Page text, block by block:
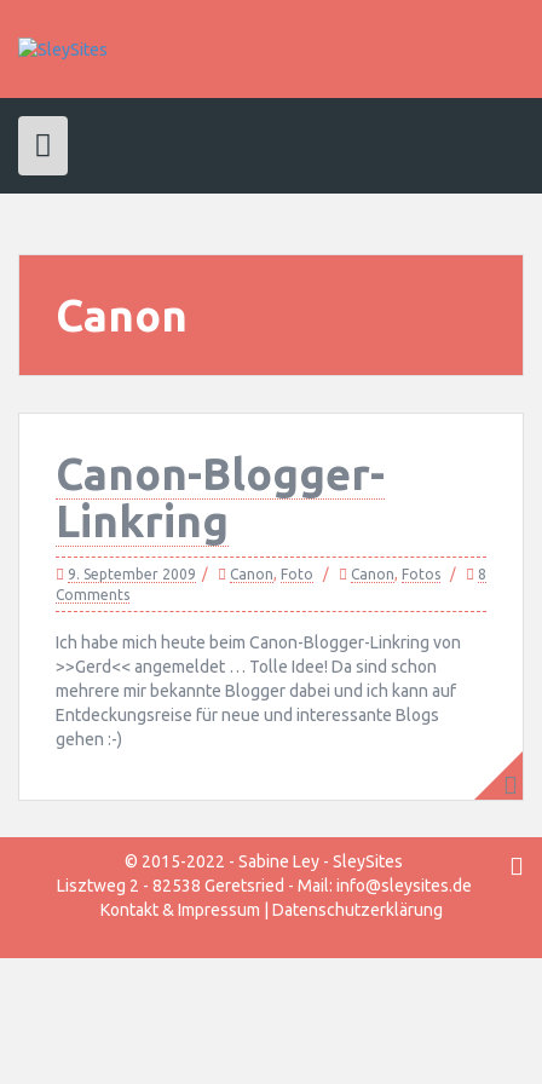
content
Canon
Canon-Blogger-
Linkring
9. September 2009 Canon, Foto Canon, Fotos
8
Comments
Ich habe mich heute beim Canon-Blogger-Linkring von
>>Gerd<< angemeldet … Tolle Idee! Da sind schon
mehrere mir bekannte Blogger dabei und ich kann auf
Entdeckungsreise für neue und interessante Blogs
gehen :-)
© 2015-2022 - Sabine Ley - SleySites
Lisztweg 2 - 82538 Geretsried - Mail: info@sleysites.de
Kontakt & Impressum
Datenschutzerklärung